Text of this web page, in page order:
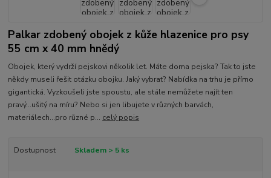
Palkar zdobený obojek z kůže hlazenice pro psy
55 cm x 40 mm hnědý
Obojek, který vydrží pejskovi několik let. Máte doma pejska? Tak to jste
někdy museli řešit otázku obojku. Jaký vybrat? Nabídka na trhu je přímo
gigantická. Vyzkoušeli jste spoustu, ale stále nemůžete najít ten
pravý...ušitý na míru? Nebo si jen libujete v různých barvách,
materiálech...pro různé p... celý popis
Dostupnost Skladem > 5 ks